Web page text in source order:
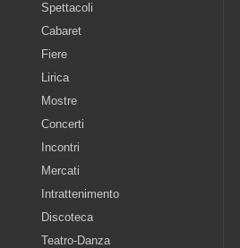
Spettacoli
Cabaret
Fiere
Lirica
Mostre
Concerti
Incontri
Mercati
Intrattenimento
Discoteca
Teatro-Danza